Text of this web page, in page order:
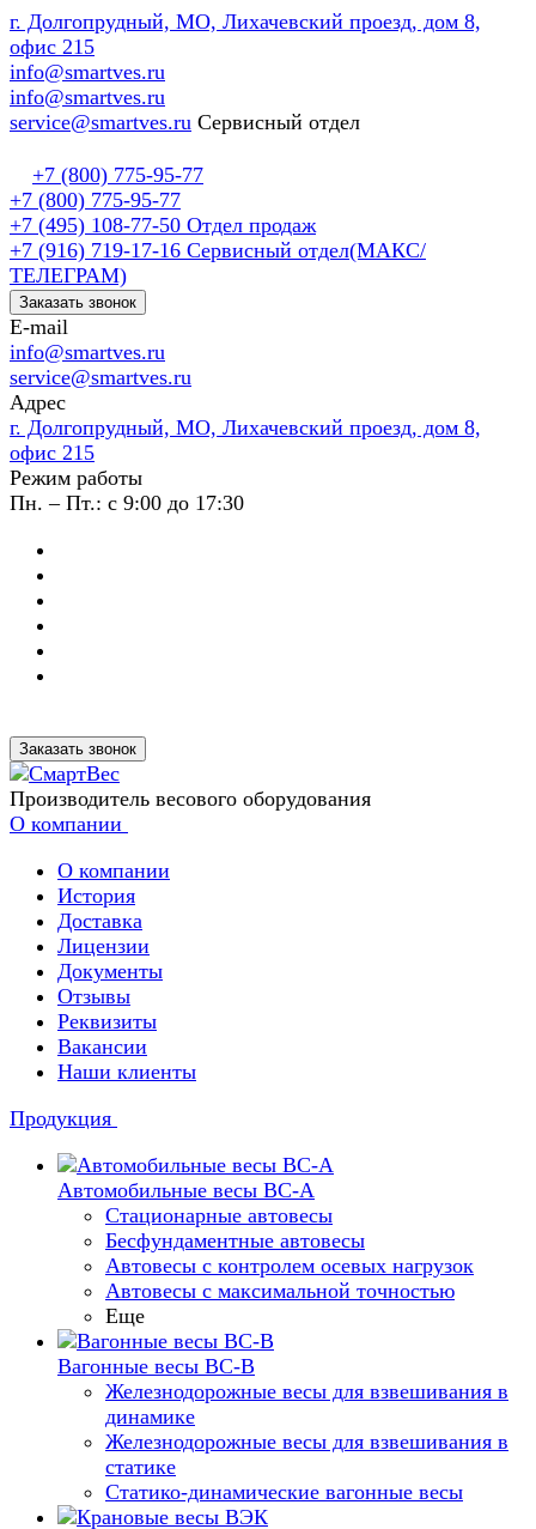
г. Долгопрудный, МО, Лихачевский проезд, дом 8,
офис 215
info@smartves.ru
info@smartves.ru
service@smartves.ru Сервисный отдел
+7 (800) 775-95-77
+7 (800) 775-95-77
+7 (495) 108-77-50 Отдел продаж
+7 (916) 719-17-16 Сервисный отдел(МАКС/
ТЕЛЕГРАМ)
Заказать звонок
E-mail
info@smartves.ru
service@smartves.ru
Адрес
г. Долгопрудный, МО, Лихачевский проезд, дом 8,
офис 215
Режим работы
Пн. – Пт.: с 9:00 до 17:30
Заказать звонок
Производитель весового оборудования
О компании
О компании
История
Доставка
Лицензии
Документы
Отзывы
Реквизиты
Вакансии
Наши клиенты
Продукция
Автомобильные весы ВС-А
Стационарные автовесы
Бесфундаментные автовесы
Автовесы с контролем осевых нагрузок
Автовесы с максимальной точностью
Еще
Вагонные весы ВС-В
Железнодорожные весы для взвешивания в
динамике
Железнодорожные весы для взвешивания в
статике
Статико-динамические вагонные весы